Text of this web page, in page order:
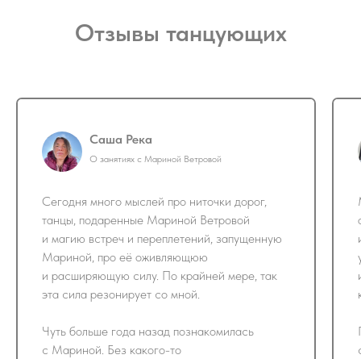
Отзывы танцующих
Саша Река
О занятиях с Мариной Ветровой
Сегодня много мыслей про ниточки дорог,
танцы, подаренные Мариной Ветровой
и магию встреч и переплетений, запущенную
Мариной, про её оживляющюю
и расширяющую силу. По крайней мере, так
эта сила резонирует со мной.
Чуть больше года назад познакомилась
с Мариной. Без какого-то